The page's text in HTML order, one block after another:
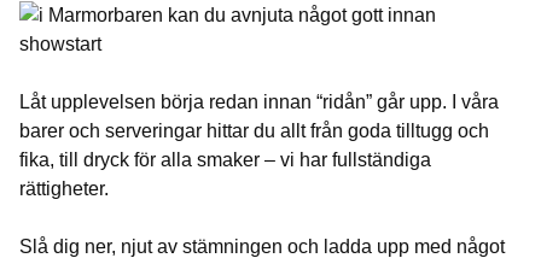
Låt upplevelsen börja redan innan “ridån” går upp. I våra
barer och serveringar hittar du allt från goda tilltugg och
fika, till dryck för alla smaker – vi har fullständiga
rättigheter.
Slå dig ner, njut av stämningen och ladda upp med något